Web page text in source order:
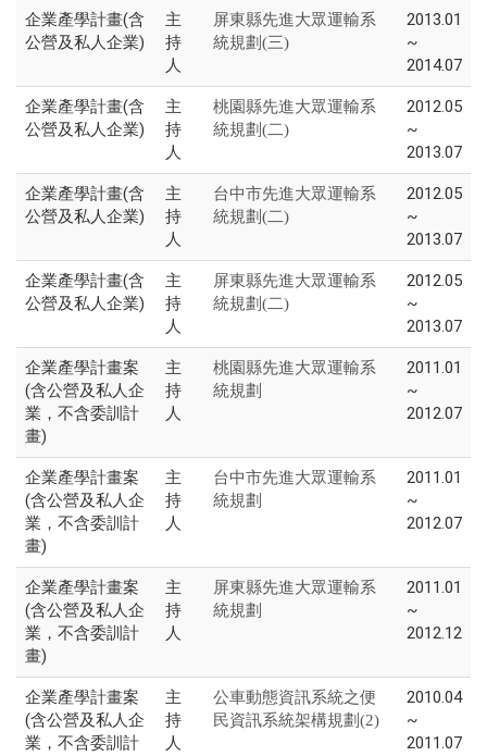
企業產學計畫(含
公營及私人企業)
主
持
人
屏東縣先進大眾運輸系
統規劃(三)
2013.01
~
2014.07
企業產學計畫(含
公營及私人企業)
主
持
人
桃園縣先進大眾運輸系
統規劃(二)
2012.05
~
2013.07
企業產學計畫(含
公營及私人企業)
主
持
人
台中市先進大眾運輸系
統規劃(二)
2012.05
~
2013.07
企業產學計畫(含
公營及私人企業)
主
持
人
屏東縣先進大眾運輸系
統規劃(二)
2012.05
~
2013.07
企業產學計畫案
(含公營及私人企
業，不含委訓計
畫)
主
持
人
桃園縣先進大眾運輸系
統規劃
2011.01
~
2012.07
企業產學計畫案
(含公營及私人企
業，不含委訓計
畫)
主
持
人
台中市先進大眾運輸系
統規劃
2011.01
~
2012.07
企業產學計畫案
(含公營及私人企
業，不含委訓計
畫)
主
持
人
屏東縣先進大眾運輸系
統規劃
2011.01
~
2012.12
企業產學計畫案
(含公營及私人企
業，不含委訓計
主
持
人
公車動態資訊系統之便
民資訊系統架構規劃(2)
2010.04
~
2011.07